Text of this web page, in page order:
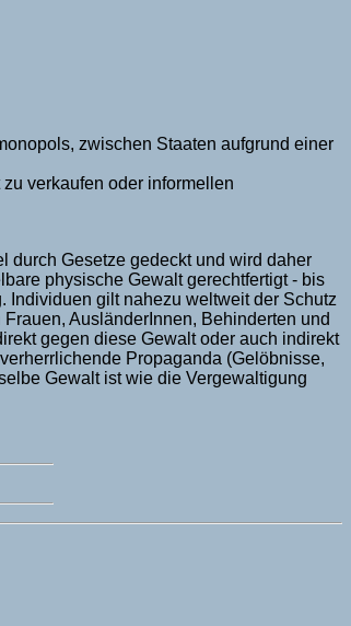
zwischen Staaten aufgrund einer
verkaufen oder informellen
durch Gesetze gedeckt und wird daher
physische Gewalt gerechtfertigt - bis
Individuen gilt nahezu weltweit der Schutz
AusländerInnen, Behinderten und
gegen diese Gewalt oder auch indirekt
Propaganda (Gelöbnisse,
Gewalt ist wie die Vergewaltigung